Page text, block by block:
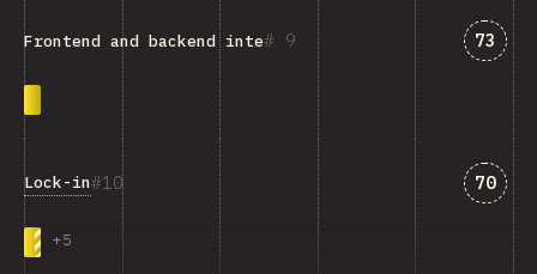
9
Frontend and backend integration Svar
73
10
Lock-in
+5
Svar
70